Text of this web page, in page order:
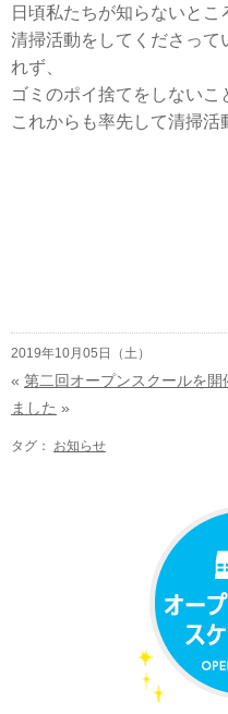
日頃私たちが知らないとこ
清掃活動をしてくださって
れず、
ゴミのポイ捨てをしないこ
これからも率先して清掃活
2019年10月05日（土）
« 第二回オープンスクールを開
ました »
タグ： お知らせ